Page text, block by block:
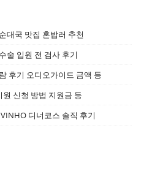
대국 맛집 혼밥러 추천
술 입원 전 검사 후기
후기 오디오가이드 금액 등
신청 방법 지원금 등
디너코스 솔직 후기